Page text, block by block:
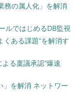
務の属人化」を解消
ルではじめるDB監視
くある課題”を解消す
る稟議承認“爆速
」を解消 ネットワー